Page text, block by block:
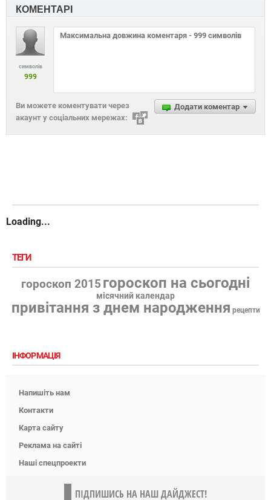
КОМЕНТАРІ
символів
999
Додати коментар
Ви можете коментувати через
акаунт у соціальних мережах:
Loading...
ТЕГИ
гороскоп 2015 гороскоп на сьогодні
місячний календар
привітання з днем народження рецепти
ІНФОРМАЦІЯ
Напишіть нам
Контакти
Карта сайту
Реклама на сайті
Наші спецпроекти
ПІДПИШИСЬ НА НАШ ДАЙДЖЕСТ!